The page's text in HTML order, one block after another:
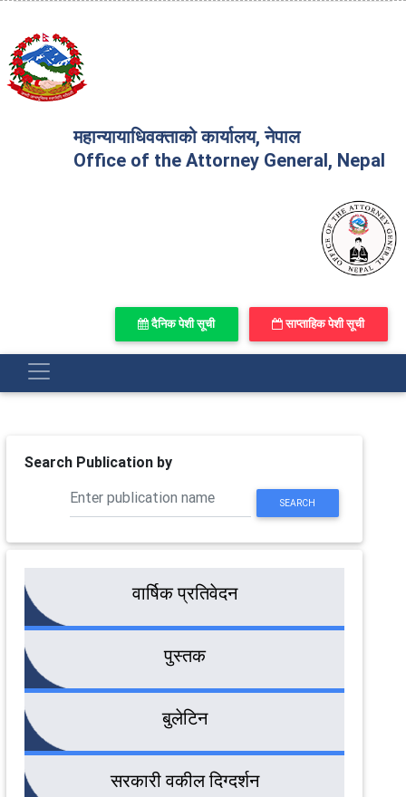
महान्यायाधिवक्ताको कार्यालय, नेपाल
Office of the Attorney General, Nepal
दैनिक पेशी सूची साप्ताहिक पेशी सूची
Search Publication by
SEARCH
वार्षिक प्रतिवेदन
पुस्तक
बुलेटिन
सरकारी वकील दिग्दर्शन